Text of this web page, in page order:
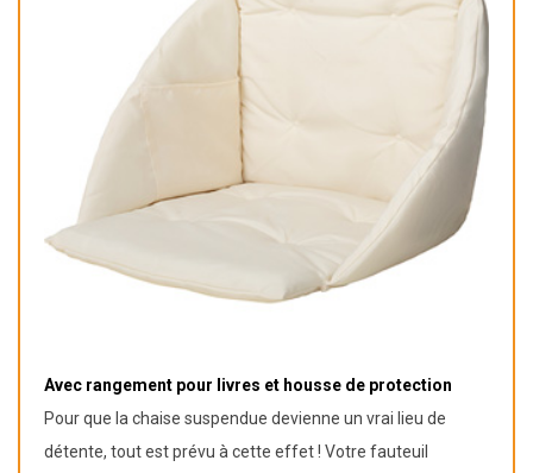
Avec rangement pour livres et housse de protection
Pour que la chaise suspendue devienne un vrai lieu de
détente, tout est prévu à cette effet ! Votre fauteuil